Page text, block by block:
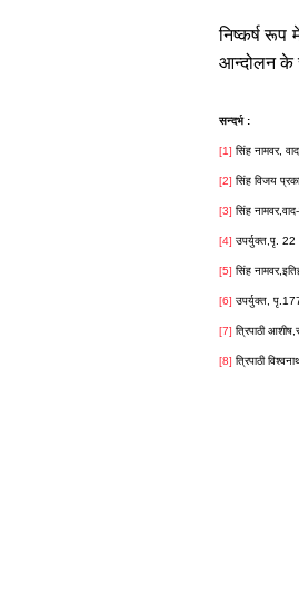
निष्कर्ष रूप
आन्दोलन के
सन्दर्भ :
[1] सिंह नामवर,
[2] सिंह विजय
[3] सिंह
[4] उपर्युक्त,पृ. 22
[5] सिंह
[6] उपर्युक्त,
[7] त्रिपाठी
[8] त्रिपाठी